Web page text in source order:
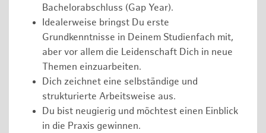
Bachelorabschluss (Gap Year).
Idealerweise bringst Du erste
Grundkenntnisse in Deinem Studienfach mit,
aber vor allem die Leidenschaft Dich in neue
Themen einzuarbeiten.
Dich zeichnet eine selbständige und
strukturierte Arbeitsweise aus.
Du bist neugierig und möchtest einen Einblick
in die Praxis gewinnen.